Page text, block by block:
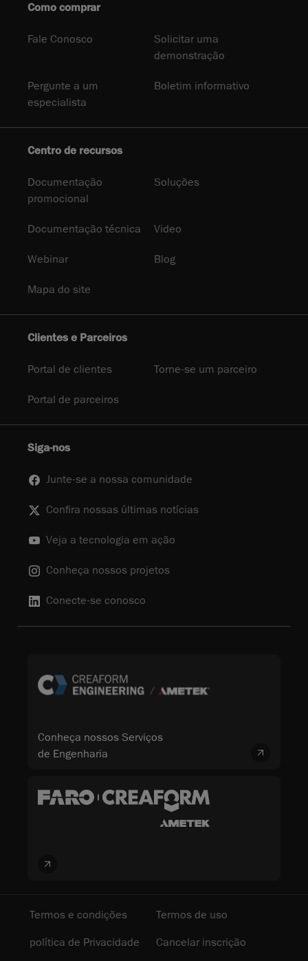
Como comprar
Fale Conosco
Solicitar uma
demonstração
Pergunte a um
especialista
Boletim informativo
Centro de recursos
Documentação
promocional
Soluções
Documentação técnica Video
Webinar Blog
Mapa do site
Clientes e Parceiros
Portal de clientes Torne-se um parceiro
Portal de parceiros
Siga-nos
Junte-se a nossa comunidade
Confira nossas últimas notícias
Veja a tecnologia em ação
Conheça nossos projetos
Conecte-se conosco
Conheça nossos Serviços
de Engenharia
Termos e condições
Termos de uso
política de Privacidade
Cancelar inscrição